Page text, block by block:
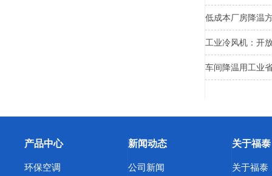
低成本厂房降温
工业冷风机：开
车间降温用工业
产品中心
环保空调
新闻动态
公司新闻
关于福泰
关于福泰